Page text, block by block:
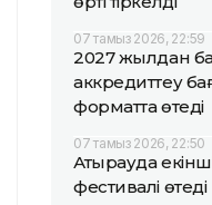
07 тамыз 2026, 22:59
2027 жылдан
аккредиттеу
форматта өтеді
07 тамыз 2026, 22:50
Атырауда
фестивалі өтеді